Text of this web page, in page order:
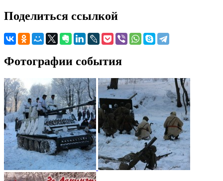
Поделиться ссылкой
Фотографии события